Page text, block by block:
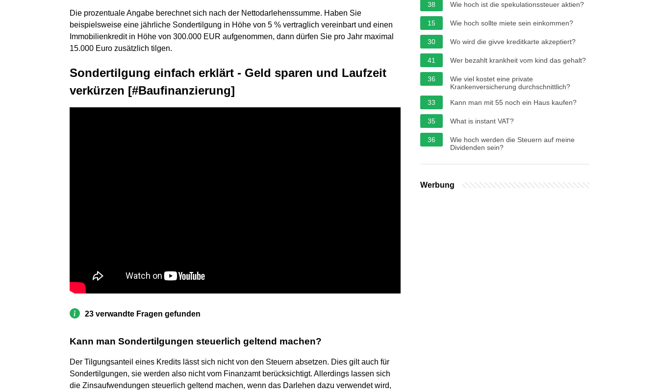
Die prozentuale Angabe berechnet sich nach der Nettodarlehenssumme. Haben Sie
beispielsweise eine jährliche Sondertilgung in Höhe von 5 % vertraglich vereinbart und einen
Immobilienkredit in Höhe von 300.000 EUR aufgenommen, dann dürfen Sie pro Jahr maximal
15.000 Euro zusätzlich tilgen.
Sondertilgung einfach erklärt - Geld sparen und Laufzeit
verkürzen [#Baufinanzierung]
23 verwandte Fragen gefunden
Kann man Sondertilgungen steuerlich geltend machen?
Der Tilgungsanteil eines Kredits lässt sich nicht von den Steuern absetzen. Dies gilt auch für
Sondertilgungen, sie werden also nicht vom Finanzamt berücksichtigt. Allerdings lassen sich
die Zinsaufwendungen steuerlich geltend machen, wenn das Darlehen dazu verwendet wird,
38 Wie hoch ist die spekulationssteuer aktien?
15 Wie hoch sollte miete sein einkommen?
30 Wo wird die givve kreditkarte akzeptiert?
41 Wer bezahlt krankheit vom kind das gehalt?
36
Wie viel kostet eine private
Krankenversicherung durchschnittlich?
33
Kann man mit 55 noch ein Haus kaufen?
35 What is instant VAT?
36
Wie hoch werden die Steuern auf meine
Dividenden sein?
Werbung